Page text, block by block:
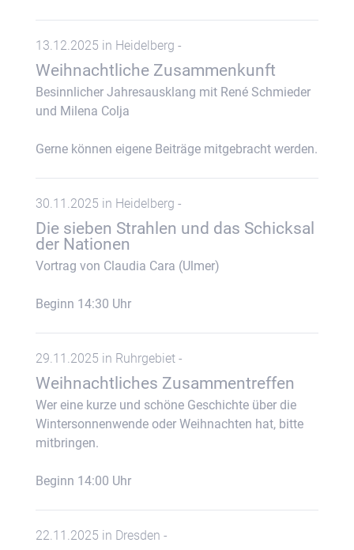
13.12.2025 in Heidelberg -
Weihnachtliche Zusammenkunft
Besinnlicher Jahresausklang mit René Schmieder
und Milena Colja
Gerne können eigene Beiträge mitgebracht werden.
30.11.2025 in Heidelberg -
Die sieben Strahlen und das Schicksal
der Nationen
Vortrag von Claudia Cara (Ulmer)
Beginn 14:30 Uhr
29.11.2025 in Ruhrgebiet -
Weihnachtliches Zusammentreffen
Wer eine kurze und schöne Geschichte über die
Wintersonnenwende oder Weihnachten hat, bitte
mitbringen.
Beginn 14:00 Uhr
22.11.2025 in Dresden -